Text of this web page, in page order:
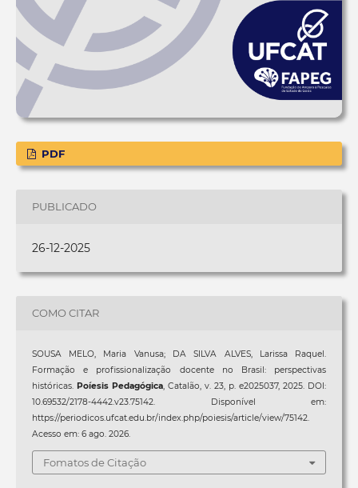
PDF
PUBLICADO
26-12-2025
COMO CITAR
SOUSA MELO, Maria Vanusa; DA SILVA ALVES, Larissa Raquel.
Formação e profissionalização docente no Brasil: perspectivas
históricas. Poíesis Pedagógica, Catalão, v. 23, p. e2025037, 2025. DOI:
10.69532/2178-4442.v23.75142. Disponível em:
https://periodicos.ufcat.edu.br/index.php/poiesis/article/view/75142.
Acesso em: 6 ago. 2026.
Fomatos de Citação